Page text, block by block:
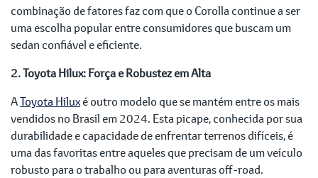
combinação de fatores faz com que o Corolla continue a ser
uma escolha popular entre consumidores que buscam um
sedan confiável e eficiente.
2. Toyota Hilux: Força e Robustez em Alta
AToyota Hiluxé outro modelo que se mantém entre os mais
vendidos no Brasil em 2024. Esta picape, conhecida por sua
durabilidade e capacidade de enfrentar terrenos difíceis, é
uma das favoritas entre aqueles que precisam de um veículo
robusto para o trabalho ou para aventuras off-road.